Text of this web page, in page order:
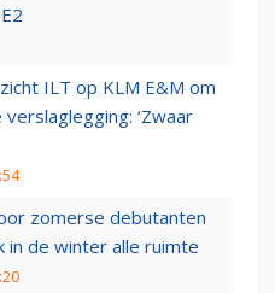
ILT op KLM E&M om
‘Zwaar
zomerse debutanten
in de winter alle ruimte